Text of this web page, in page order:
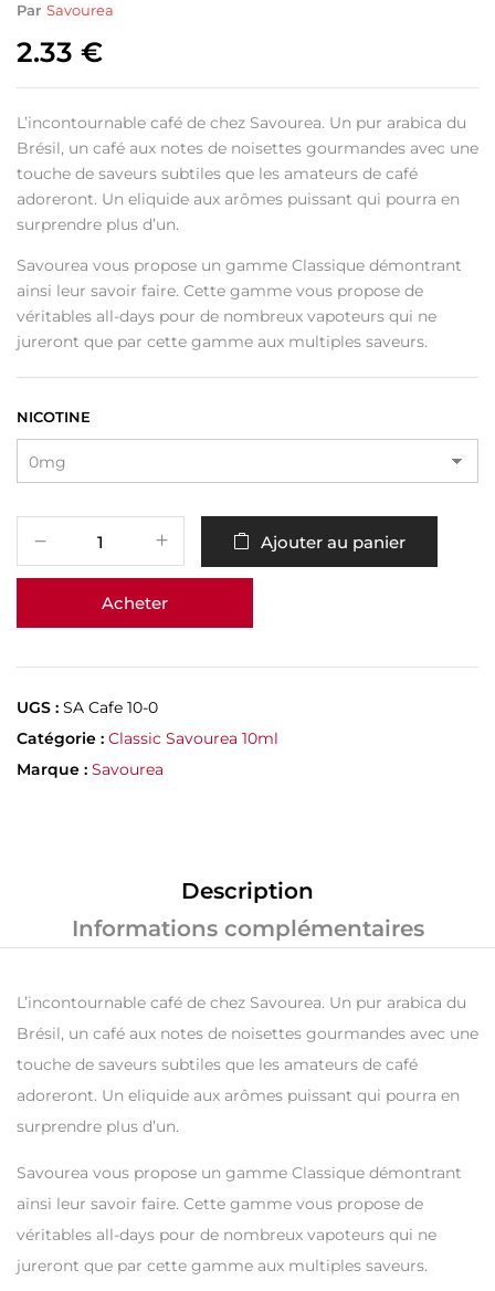
Par Savourea
2.33 €
L’incontournable café de chez Savourea. Un pur arabica du
Brésil, un café aux notes de noisettes gourmandes avec une
touche de saveurs subtiles que les amateurs de café
adoreront. Un eliquide aux arômes puissant qui pourra en
surprendre plus d’un.
Savourea vous propose un gamme Classique démontrant
ainsi leur savoir faire. Cette gamme vous propose de
véritables all-days pour de nombreux vapoteurs qui ne
jureront que par cette gamme aux multiples saveurs.
NICOTINE
Ajouter au panier
Acheter
UGS : SA Cafe 10-0
Catégorie : Classic Savourea 10ml
Marque : Savourea
Description
Informations complémentaires
L’incontournable café de chez Savourea. Un pur arabica du
Brésil, un café aux notes de noisettes gourmandes avec une
touche de saveurs subtiles que les amateurs de café
adoreront. Un eliquide aux arômes puissant qui pourra en
surprendre plus d’un.
Savourea vous propose un gamme Classique démontrant
ainsi leur savoir faire. Cette gamme vous propose de
véritables all-days pour de nombreux vapoteurs qui ne
jureront que par cette gamme aux multiples saveurs.